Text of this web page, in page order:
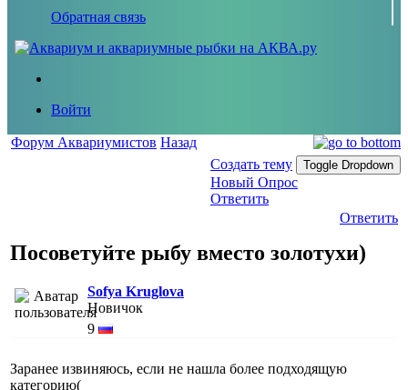
Обратная связь
Войти
Форум Аквариумистов Назад
Создать тему
Toggle Dropdown
Новый Опрос
Ответить
Ответить
Посоветуйте рыбу вместо золотухи)
Sofya Kruglova
Новичок
9
Заранее извиняюсь, если не нашла более подходящую
категорию(